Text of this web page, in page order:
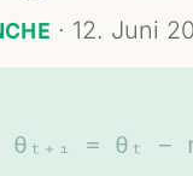
· 12. Juni